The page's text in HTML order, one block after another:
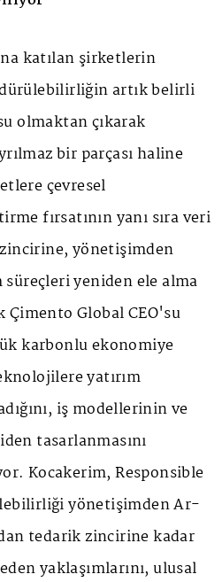
katılan şirketlerin
artık belirli
olmaktan çıkarak
bir parçası haline
çevresel
fırsatının yanı sıra veri
yönetişimden
yeniden ele alma
Global CEO'su
karbonlu ekonomiye
yatırım
iş modellerinin ve
tasarlanmasını
Kocakerim, Responsible
yönetişimden Ar-
tedarik zincirine kadar
yaklaşımlarını, ulusal